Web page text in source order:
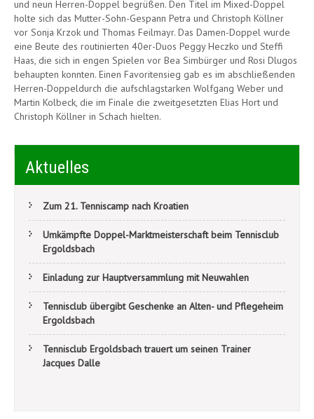
und neun Herren-Doppel begrüßen. Den Titel im Mixed-Doppel
holte sich das Mutter-Sohn-Gespann Petra und Christoph Köllner
vor Sonja Krzok und Thomas Feilmayr. Das Damen-Doppel wurde
eine Beute des routinierten 40er-Duos Peggy Heczko und Steffi
Haas, die sich in engen Spielen vor Bea Simbürger und Rosi Dlugos
behaupten konnten. Einen Favoritensieg gab es im abschließenden
Herren-Doppeldurch die aufschlagstarken Wolfgang Weber und
Martin Kolbeck, die im Finale die zweitgesetzten Elias Hort und
Christoph Köllner in Schach hielten.
Beitragsnavigation
Firma Beck Bau spendet an Tennisclub
Aktuelles
Zum 21. Tenniscamp nach Kroatien
Umkämpfte Doppel-Marktmeisterschaft beim Tennisclub
Ergoldsbach
Einladung zur Hauptversammlung mit Neuwahlen
Tennisclub übergibt Geschenke an Alten- und Pflegeheim
Ergoldsbach
Tennisclub Ergoldsbach trauert um seinen Trainer
Jacques Dalle